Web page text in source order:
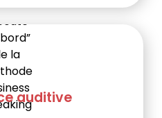
auditive